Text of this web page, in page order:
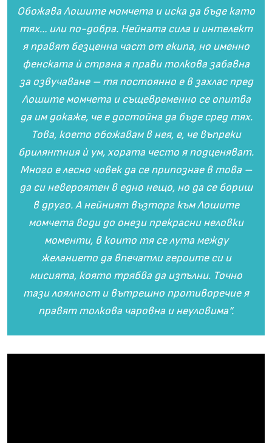
Обожава Лошите момчета и иска да бъде като
тях… или по-добра. Нейната сила и интелект
я правят безценна част от екипа, но именно
фенската ѝ страна я прави толкова забавна
за озвучаване – тя постоянно е в захлас пред
Лошите момчета и същевременно се опитва
да им докаже, че е достойна да бъде сред тях.
Това, което обожавам в нея, е, че въпреки
брилянтния ѝ ум, хората често я подценяват.
Много е лесно човек да се припознае в това –
да си невероятен в едно нещо, но да се бориш
в друго. А нейният възторг към Лошите
момчета води до онези прекрасни неловки
моменти, в които тя се лута между
желанието да впечатли героите си и
мисията, която трябва да изпълни. Точно
тази лоялност и вътрешно противоречие я
правят толкова чаровна и неуловима“.